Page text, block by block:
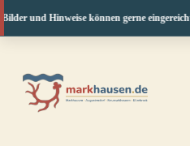
und Hinweise können gerne
springen